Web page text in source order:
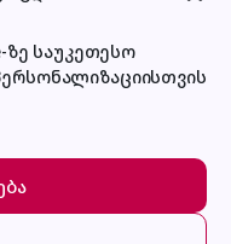
ზე საუკეთესო